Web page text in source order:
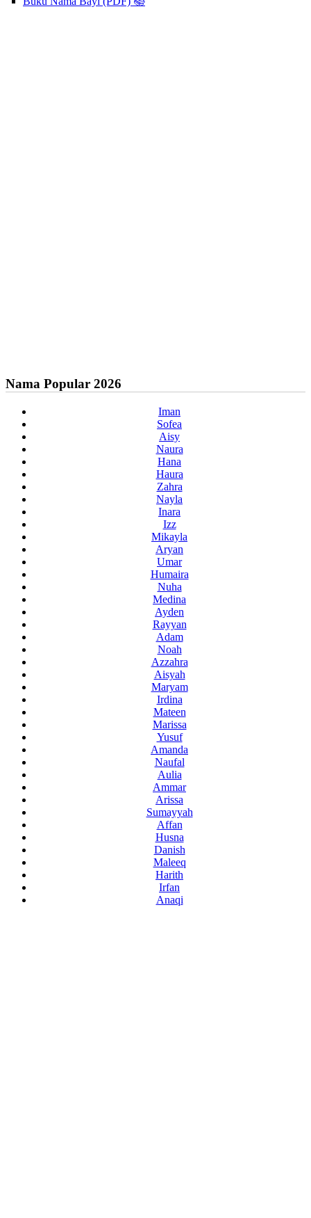
Nama Popular 2026
Iman
Sofea
Aisy
Naura
Hana
Haura
Zahra
Nayla
Inara
Izz
Mikayla
Aryan
Umar
Humaira
Nuha
Medina
Ayden
Rayyan
Adam
Noah
Azzahra
Aisyah
Maryam
Irdina
Mateen
Marissa
Yusuf
Amanda
Naufal
Aulia
Ammar
Arissa
Sumayyah
Affan
Husna
Danish
Maleeq
Harith
Irfan
Anaqi